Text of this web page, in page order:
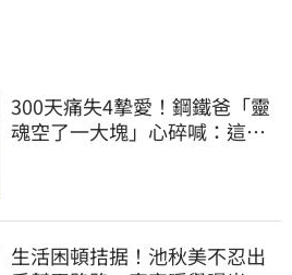
300天痛失4摯愛！鋼鐵爸「靈
魂空了一大塊」心碎喊：這輩
生活困頓拮据！池秋美不忍出